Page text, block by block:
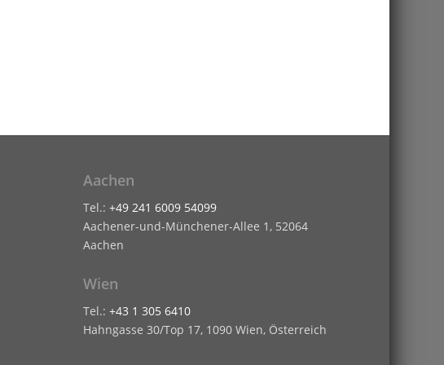
Aachen
Tel.:+49 241 6009 54099
Aachener-und-Münchener-Allee 1, 52064
Aachen
Wien
Tel.:+43 1 305 6410
Hahngasse 30/Top 17, 1090 Wien, Österreich